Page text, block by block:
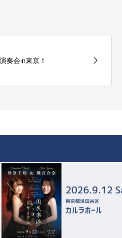
奏会in東京！